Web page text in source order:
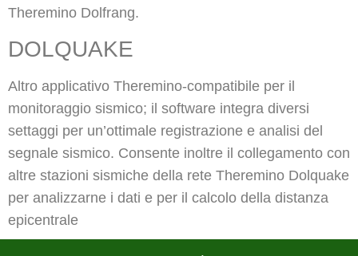
Theremino Dolfrang.
DOLQUAKE
Altro applicativo Theremino-compatibile per il
monitoraggio sismico; il software integra diversi
settaggi per un’ottimale registrazione e analisi del
segnale sismico. Consente inoltre il collegamento con
altre stazioni sismiche della rete Theremino Dolquake
per analizzarne i dati e per il calcolo della distanza
epicentrale